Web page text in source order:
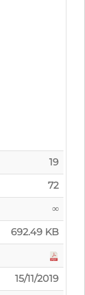
19
72
∞
692.49 KB
15/11/2019